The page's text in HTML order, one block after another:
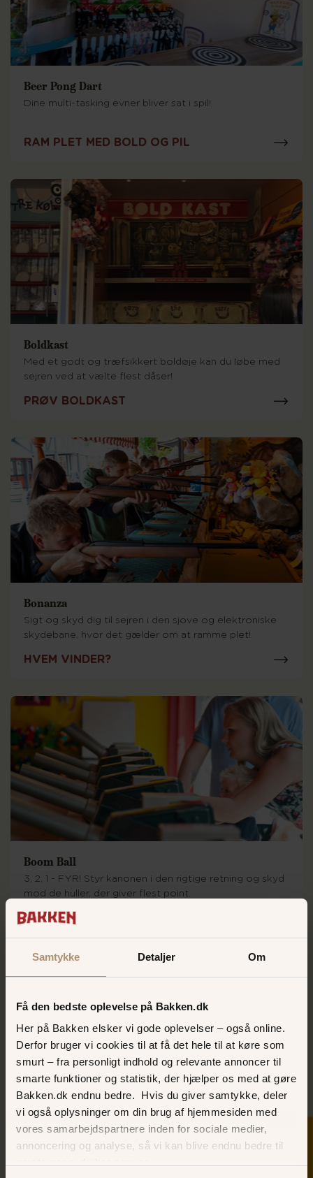
Samtykke Detaljer Om
Få den bedste oplevelse på Bakken.dk
Her på Bakken elsker vi gode oplevelser – også online.
Derfor bruger vi cookies til at få det hele til at køre som
smurt – fra personligt indhold og relevante annoncer til
smarte funktioner og statistik, der hjælper os med at gøre
Bakken.dk endnu bedre. Hvis du giver samtykke, deler
vi også oplysninger om din brug af hjemmesiden med
vores samarbejdspartnere inden for sociale medier,
annoncering og analyse, så vi kan blive endnu bedre til
Beer Pong Dart
Dine multi-tasking evner bliver sat i spil!
RAM PLET MED BOLD OG PIL
Boldkast
Med et godt og træfsikkert boldøje kan du løbe med
sejren ved at vælte flest dåser!
PRØV BOLDKAST
Bonanza
Sigt og skyd dig til sejren i den sjove og elektroniske
skydebane, hvor det gælder om at ramme plet!
HVEM VINDER?
Boom Ball
3, 2, 1 - FYR! Styr kanonen i den rigtige retning og skyd
mod de huller, der giver flest point.
PRØV BOOM BALL
Bueskydning
Spænd buen helt ud og ram "Bulls Eye" med pilene for
at løbe med sejren over de andre!